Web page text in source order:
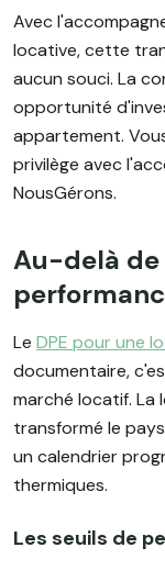
Avec
locative, cette
aucun souci. La
opportunité
appartement.
privilège avec
NousGérons.
Au-delà de
Le DPE pour une
documentaire,
marché locatif. La
transformé le
un calendrier
thermiques.
Les seuils de